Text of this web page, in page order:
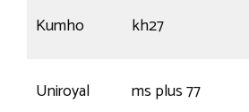
Kumho kh27
Uniroyal ms plus 77